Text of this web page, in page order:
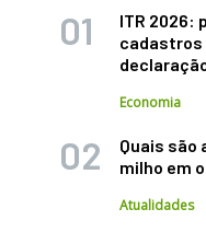
ITR 2026:
cadastros
Economia
Quais são
milho em
Atualidades